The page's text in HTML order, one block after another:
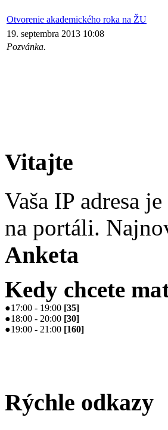
Otvorenie akademického roka na ŽU
19. septembra 2013 10:08
Pozvánka.
Vitajte
Vaša IP adresa je
na portáli.
Anketa
Kedy chcete
●17:00 - 19:00 [35]
●18:00 - 20:00 [30]
●19:00 - 21:00 [160]
Rýchle odkazy